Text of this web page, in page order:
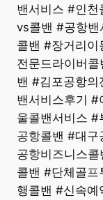
밴서비스 #인천
vs콜밴 #공항밴
콜밴 #장거리
전문드라이버
밴 #김포공항
밴서비스후기 #
울콜밴서비스
공항콜밴 #대구
공항비즈니스
콜밴 #단체골프
행콜밴 #신속예